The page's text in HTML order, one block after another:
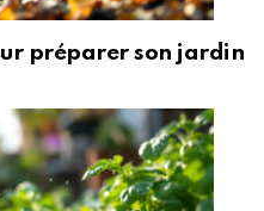
préparer son jardin